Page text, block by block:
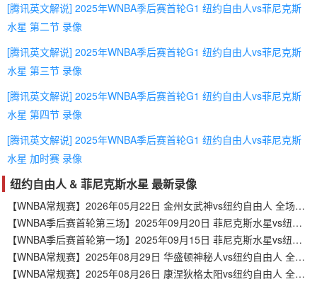
[腾讯英文解说] 2025年WNBA季后赛首轮G1 纽约自由人vs菲尼克斯
水星 第二节 录像
[腾讯英文解说] 2025年WNBA季后赛首轮G1 纽约自由人vs菲尼克斯
水星 第三节 录像
[腾讯英文解说] 2025年WNBA季后赛首轮G1 纽约自由人vs菲尼克斯
水星 第四节 录像
[腾讯英文解说] 2025年WNBA季后赛首轮G1 纽约自由人vs菲尼克斯
水星 加时赛 录像
纽约自由人 & 菲尼克斯水星 最新录像
【WNBA常规赛】2026年05月22日 金州女武神vs纽约自由人 全场录像在线回放
【WNBA季后赛首轮第三场】2025年09月20日 菲尼克斯水星vs纽约自由人 全场录像在线回放
【WNBA季后赛首轮第一场】2025年09月15日 菲尼克斯水星vs纽约自由人 全场录像在线回放
【WNBA常规赛】2025年08月29日 华盛顿神秘人vs纽约自由人 全场录像在线回放
【WNBA常规赛】2025年08月26日 康涅狄格太阳vs纽约自由人 全场录像在线回放